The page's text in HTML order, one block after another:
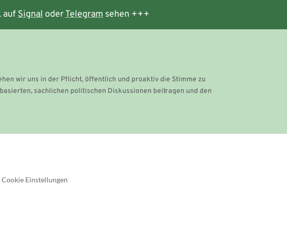
aufSignaloderTelegramsehen +++
wir uns in der Pflicht, öffentlich und proaktiv die Stimme zu
sachlichen politischen Diskussionen beitragen und den
Cookie Einstellungen